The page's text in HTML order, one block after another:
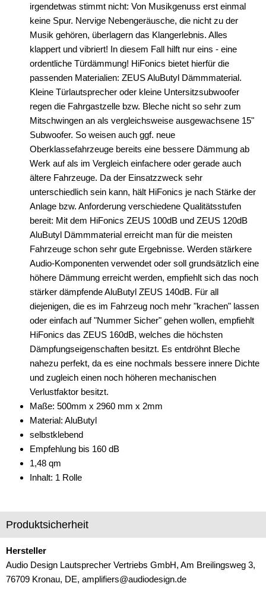
Lautsprecherkabel
Lautsprecherringe
Lenkradadapter
Marderschutz
Multimediainterface
Radioadapter
Radioblenden
Radiorahmen
SD-Adapter
Stromversorgung
Subwoofer-Zubehör
USB-Adapter
Vorverstärkeradapter
Wechsler-Zubehör
Befestigung
Blechschrauben
Geflechtschlauch
Kabelschuhe
Klemmverbinder
irgendetwas stimmt nicht: Von Musikgenuss erst einmal
keine Spur. Nervige Nebengeräusche, die nicht zu der
Musik gehören, überlagern das Klangerlebnis. Alles
klappert und vibriert! In diesem Fall hilft nur eins - eine
ordentliche Türdämmung! HiFonics bietet hierfür die
passenden Materialien: ZEUS AluButyl Dämmmaterial.
Kleine Türlautsprecher oder kleine Untersitzsubwoofer
regen die Fahrgastzelle bzw. Bleche nicht so sehr zum
Mitschwingen an als vergleichsweise ausgewachsene 15"
Subwoofer. So weisen auch ggf. neue
Oberklassefahrzeuge bereits eine bessere Dämmung ab
Werk auf als im Vergleich einfachere oder gerade auch
ältere Fahrzeuge. Da der Einsatzzweck sehr
unterschiedlich sein kann, hält HiFonics je nach Stärke der
Anlage bzw. Anforderung verschiedene Qualitätsstufen
bereit: Mit dem HiFonics ZEUS 100dB und ZEUS 120dB
AluButyl Dämmmaterial erreicht man für die meisten
Fahrzeuge schon sehr gute Ergebnisse. Werden stärkere
Audio-Komponenten verwendet oder soll grundsätzlich eine
höhere Dämmung erreicht werden, empfiehlt sich das noch
stärker dämpfende AluButyl ZEUS 140dB. Für all
diejenigen, die es im Fahrzeug noch mehr "krachen" lassen
oder einfach auf "Nummer Sicher" gehen wollen, empfiehlt
HiFonics das ZEUS 160dB, welches die höchsten
Dämpfungseigenschaften besitzt. Es entdröhnt Bleche
nahezu perfekt, da es eine nochmals bessere innere Dichte
und zugleich einen noch höheren mechanischen
Verlustfaktor besitzt.
Maße: 500mm x 2960 mm x 2mm
Material: AluButyl
selbstklebend
Empfehlung bis 160 dB
1,48 qm
Inhalt: 1 Rolle
Produktsicherheit
Hersteller
Audio Design Lautsprecher Vertriebs GmbH, Am Breilingsweg 3,
76709 Kronau, DE, amplifiers@audiodesign.de